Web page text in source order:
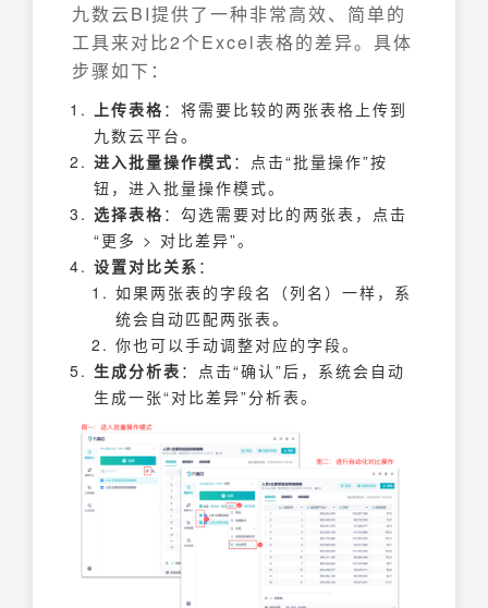
九数云BI提供了一种非常高效、简单的
工具来对比2个Excel表格的差异。具体
步骤如下：
上传表格：将需要比较的两张表格上传到
九数云平台。
进入批量操作模式 ：点击“批量操作”按
钮，进入批量操作模式。
选择表格：勾选需要对比的两张表，点击
“更多 > 对比差异”。
设置对比关系 ：
如果两张表的字段名（列名）一样，系
统会自动匹配两张表。
你也可以手动调整对应的字段。
生成分析表 ：点击“确认”后，系统会自动
生成一张“对比差异”分析表。